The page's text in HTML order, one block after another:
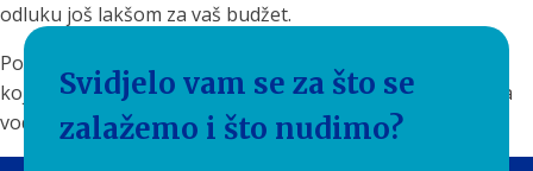
odluku još lakšom za vaš budžet.
Posjetite našu kategoriju
akcijski paketi
koji najbolje odgovara vašem sustavu filtracije. Neka čista
voda postane vaša najdraža zdrava navika!
Svidjelo vam se za što se
zalažemo i što nudimo?